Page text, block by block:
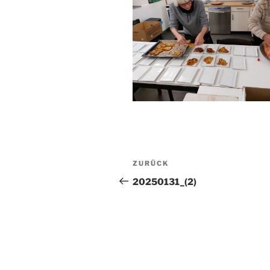
Beitragsnavigation
Vorheriger
Beitrag
ZURÜCK
20250131_(2)